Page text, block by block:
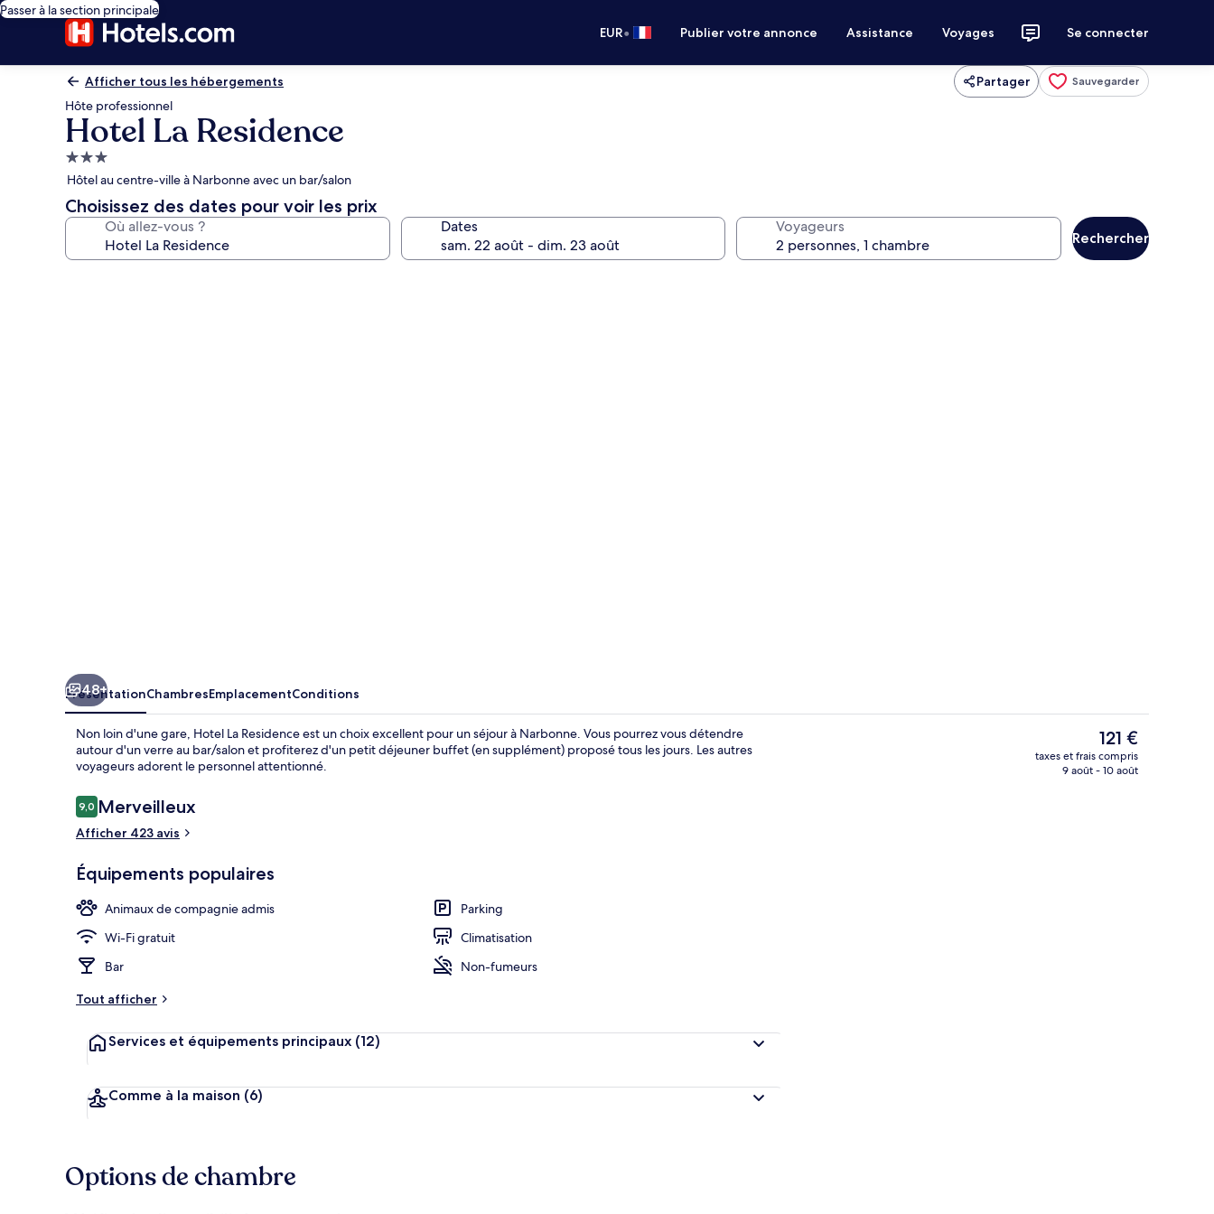
Passer à la section principale
EUR• Publier votre annonce Assistance Voyages Se connecter
Afficher tous les hébergements Partager Sauvegarder
Hôte professionnel
Hotel La Residence
Hébergement
3.0 étoiles
Hôtel au centre-ville à Narbonne avec un bar/salon
Choisissez des dates pour voir les prix
Où allez-vous ? Dates Voyageurs
Rechercher
48+
PrésentationChambresEmplacementConditions
Non loin d'une gare, Hotel La Residence est un choix excellent pour un séjour à Narbonne. Vous pourrez vous détendre
autour d'un verre au bar/salon et profiterez d'un petit déjeuner buffet (en supplément) proposé tous les jours. Les autres
voyageurs adorent le personnel attentionné.
Avis
voyageurs
9,09,0 sur 10
Merveilleux
Afficher 423 avis
Équipements populaires
Animaux de compagnie admis
Parking
Wi-Fi gratuit
Climatisation
Bar
Non-fumeurs
Tout afficher
Services et équipements principaux (12)
Comme à la maison (6)
Le
prix
actuel
121 €
taxes et frais compris
9 août - 10 août
Options de chambre